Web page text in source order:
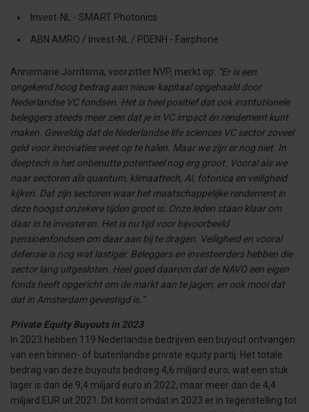
Invest-NL - SMART Photonics
ABN AMRO / Invest-NL / PDENH - Fairphone
Annemarie Jorritsma, voorzitter NVP, merkt op: “Er is een
ongekend hoog bedrag aan nieuw kapitaal opgehaald door
Nederlandse VC fondsen. Het is heel positief dat ook institutionele
beleggers steeds meer zien dat je in VC impact én rendement kunt
maken. Geweldig dat de Nederlandse life sciences VC sector zoveel
geld voor innovaties weet op te halen. Maar we zijn er nog niet. In
deeptech is het onbenutte potentieel nog erg groot. Vooral als we
naar sectoren als quantum, klimaattech, AI, fotonica en veiligheid
kijken. Dat zijn sectoren waar het maatschappelijke rendement in
deze hoogst onzekere tijden groot is. Onze leden staan klaar om
daar in te investeren. Het is nu tijd voor bijvoorbeeld
pensioenfondsen om daar aan bij te dragen. Veiligheid en vooral
defensie is nog wat lastiger. Beleggers en investeerders hebben die
sector lang uitgesloten. Heel goed daarom dat de NAVO een eigen
fonds heeft opgericht om de markt aan te jagen, en ook mooi dat
dat in Amsterdam gevestigd is.”
Private Equity Buyouts in 2023
In 2023 hebben 119 Nederlandse bedrijven een buyout ontvangen
van een binnen- of buitenlandse private equity partij. Het totale
bedrag van deze buyouts bedroeg 4,6 miljard euro, wat een stuk
lager is dan de 9,4 miljard euro in 2022, maar meer dan de 4,4
miljard EUR uit 2021. Dit komt omdat in 2023 er in tegenstelling tot